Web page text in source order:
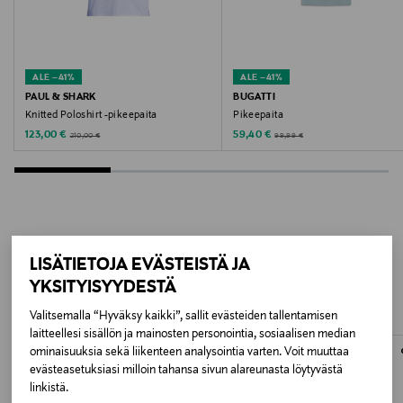
LISÄTIETOJA EVÄSTEISTÄ JA
YKSITYISYYDESTÄ
Valitsemalla “Hyväksy kaikki”, sallit evästeiden tallentamisen
laitteellesi sisällön ja mainosten personointia, sosiaalisen median
ominaisuuksia sekä liikenteen analysointia varten. Voit muuttaa
evästeasetuksiasi milloin tahansa sivun alareunasta löytyvästä
linkistä.
Kiina
Valmistajan tuotenumero
K2307
Valmistajan osoite
37 Mount Pleasant, Clerkenwell, London, WC1X 0AA,
England
Digitaalinen osoite
ecommerce@fredperry.com
ALE –41%
PAUL & SHARK
Knitted Poloshirt -pikeepaita
Discounted Price
123,00 € Original Price
210,00 €
ALE –41%
BUGATTI
Pikeepaita
Discounted Price
59,40 € Original Price
99,99 €
LISÄÄ KIINNOSTAVIA
TUOTTEITA